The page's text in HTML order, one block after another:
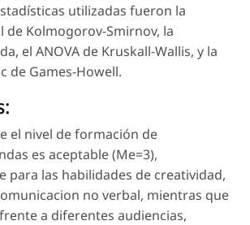
utilizadas fueron la
de Kolmogorov-Smirnov, la
el ANOVA de Kruskall-Wallis, y la
de Games-Howell.
el nivel de formación de
es aceptable (Me=3),
para las habilidades de creatividad,
no verbal, mientras que
a diferentes audiencias,